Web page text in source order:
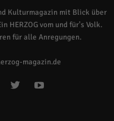
Kulturmagazin mit Blick über
HERZOG vom und für's Volk.
für alle Anregungen.
magazin.de